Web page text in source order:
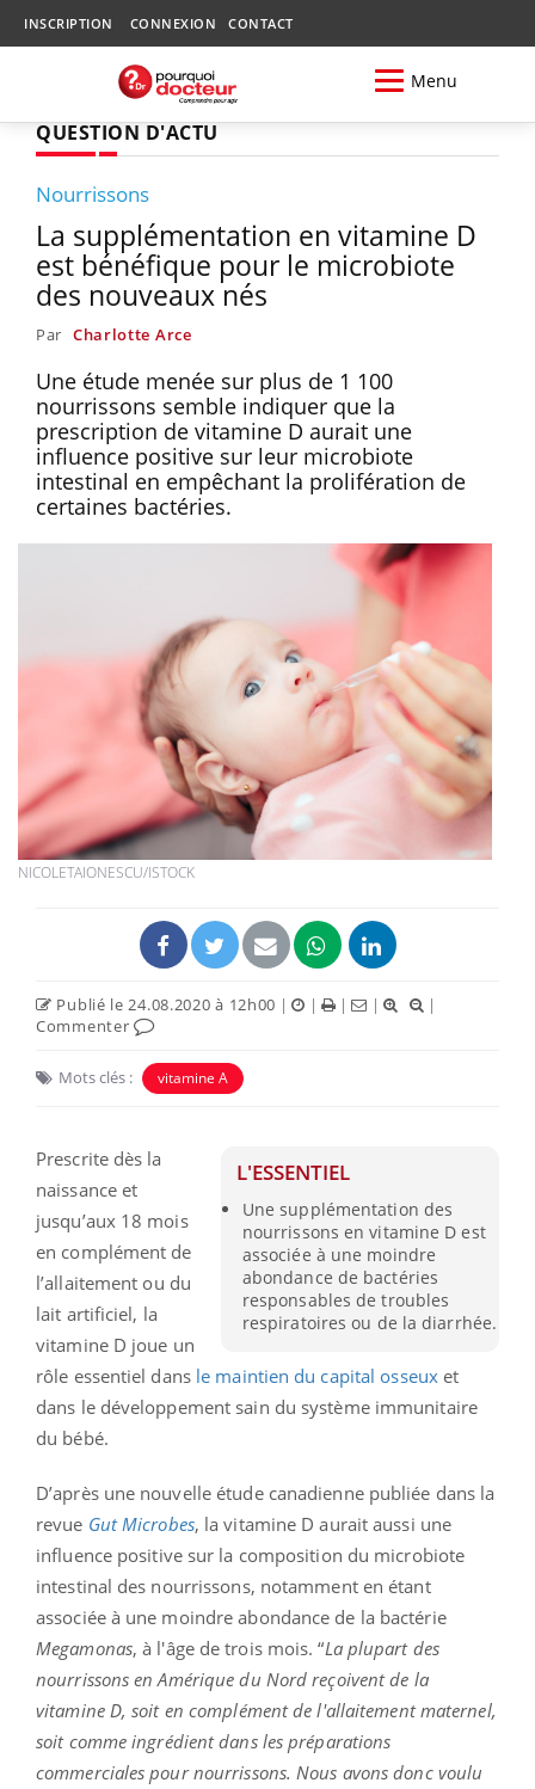
INSCRIPTION CONNEXION CONTACT
Menu
QUESTION D'ACTU
Nourrissons
La supplémentation en vitamine D
est bénéfique pour le microbiote
des nouveaux nés
Par Charlotte Arce
Une étude menée sur plus de 1 100
nourrissons semble indiquer que la
prescription de vitamine D aurait une
influence positive sur leur microbiote
intestinal en empêchant la prolifération de
certaines bactéries.
NICOLETAIONESCU/ISTOCK
Publié le 24.08.2020 à 12h00 | | | |
|
Commenter
Mots clés : vitamine A
L'ESSENTIEL
Une supplémentation des
nourrissons en vitamine D est
associée à une moindre
abondance de bactéries
responsables de troubles
respiratoires ou de la diarrhée.
Prescrite dès la
naissance et
jusqu’aux 18 mois
en complément de
l’allaitement ou du
lait artificiel, la
vitamine D joue un
rôle essentiel dans le maintien du capital osseuxet
dans le développement sain du système immunitaire
du bébé.
D’après une nouvelle étude canadienne publiée dans la
revue Gut Microbes, la vitamine D aurait aussi une
influence positive sur la composition du microbiote
intestinal des nourrissons, notamment en étant
associée à une moindre abondance de la bactérie
Megamonas, à l'âge de trois mois. “La plupart des
nourrissons en Amérique du Nord reçoivent de la
vitamine D, soit en complément de l'allaitement maternel,
soit comme ingrédient dans les préparations
commerciales pour nourrissons. Nous avons donc voulu